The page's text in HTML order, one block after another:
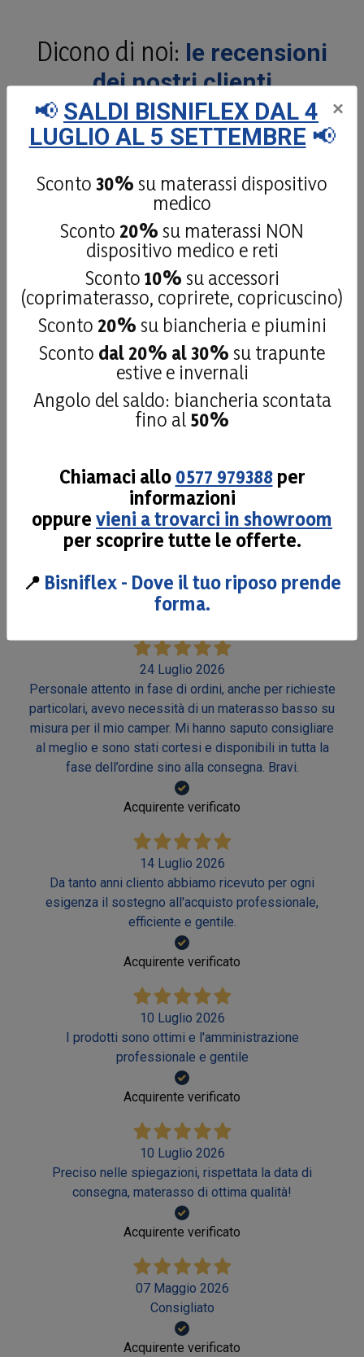
Dicono di noi: le recensioni
dei nostri clienti
181
recensioni
Le nostre recensioni a 4 e 5 stelle.
Clicca qui per leggerle tutte >
Precedente Successivo
27 Luglio 2026
fatto fare il top x un camper ottimo
Acquirente verificato
Acquirente verificato
Mi sono trovato molto bene con il materasso scelto
Acquirente verificato
24 Luglio 2026
Personale attento in fase di ordini, anche per richieste
particolari, avevo necessità di un materasso basso su
misura per il mio camper. Mi hanno saputo consigliare
al meglio e sono stati cortesi e disponibili in tutta la
fase dell’ordine sino alla consegna. Bravi.
Acquirente verificato
14 Luglio 2026
Da tanto anni cliento abbiamo ricevuto per ogni
esigenza il sostegno all'acquisto professionale,
efficiente e gentile.
Acquirente verificato
10 Luglio 2026
I prodotti sono ottimi e l'amministrazione
professionale e gentile
Acquirente verificato
10 Luglio 2026
Preciso nelle spiegazioni, rispettata la data di
consegna, materasso di ottima qualità!
Acquirente verificato
07 Maggio 2026
Consigliato
Acquirente verificato
×
📢 SALDI BISNIFLEX DAL 4
LUGLIO AL 5 SETTEMBRE 📢
Sconto 30% su materassi dispositivo
medico
Sconto 20% su materassi NON
dispositivo medico e reti
Sconto 10% su accessori
(coprimaterasso, coprirete, copricuscino)
Sconto 20% su biancheria e piumini
Sconto dal 20% al 30% su trapunte
estive e invernali
Angolo del saldo: biancheria scontata
fino al 50%
Chiamaci allo 0577 979388per
informazioni
oppure vieni a trovarci in showroom
per scoprire tutte le offerte.
📍 Bisniflex - Dove il tuo riposo prende
forma.